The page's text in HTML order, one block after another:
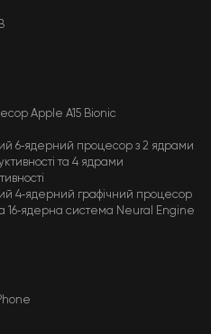
Apple A15 Bionic
6‑ядерний процесор з 2 ядрами
та 4 ядрами
4‑ядерний графічний процесор
16‑ядерна система Neural Engine